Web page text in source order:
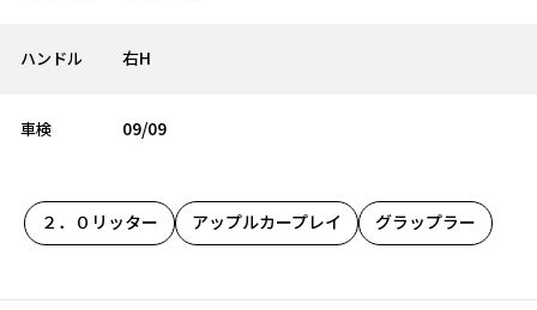
ハンドル 右H
車検 09/09
２．０リッター アップルカープレイ グラップラー